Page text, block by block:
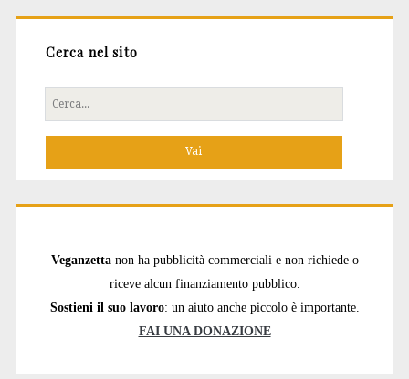
Cerca nel sito
Cerca
per:
Veganzetta non ha pubblicità commerciali e non richiede o
riceve alcun finanziamento pubblico.
Sostieni il suo lavoro: un aiuto anche piccolo è importante.
FAI UNA DONAZIONE